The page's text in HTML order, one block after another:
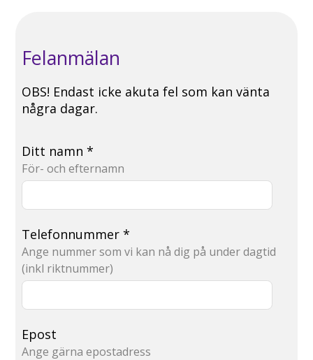
Felanmälan
OBS! Endast icke akuta fel som kan vänta
några dagar.
Ditt namn*
För- och efternamn
Telefonnummer*
Ange nummer som vi kan nå dig på under dagtid
(inkl riktnummer)
Epost
Ange gärna epostadress